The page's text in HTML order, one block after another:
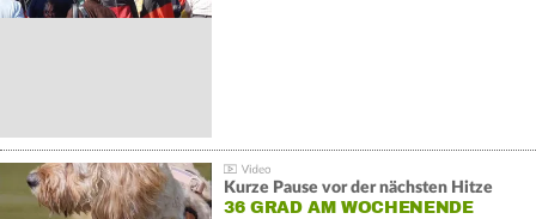
Kurze Pause vor der nächsten Hitze
36 GRAD AM WOCHENENDE